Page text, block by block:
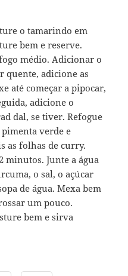
o tamarindo em
bem e reserve.
médio. Adicionar o
quente, adicione as
até começar a pipocar,
adicione o
dal, se tiver. Refogue
verde e
as folhas de curry.
minutos. Junte a água
o sal, o açúcar
de água. Mexa bem
um pouco.
bem e sirva